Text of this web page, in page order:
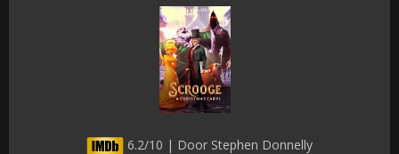
6.2/10 | Door Stephen Donnelly